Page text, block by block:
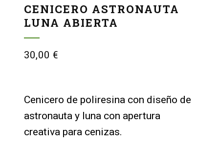
CENICERO ASTRONAUTA
LUNA ABIERTA
30,00 €
Cenicero de poliresina con diseño de
astronauta y luna con apertura
creativa para cenizas.